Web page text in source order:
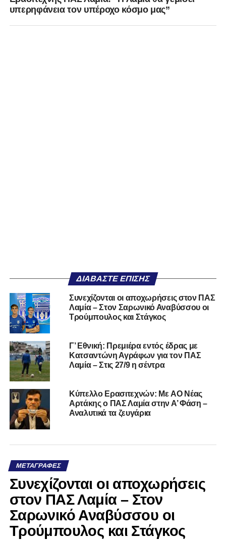
υπερηφάνεια τον υπέροχο κόσμο μας”
ΔΙΑΒΆΣΤΕ ΕΠΊΣΗΣ
Συνεχίζονται οι αποχωρήσεις στον ΠΑΣ
Λαμία – Στον Σαρωνικό Αναβύσσου οι
Τρούμπουλος και Στάγκος
Γ’ Εθνική: Πρεμιέρα εντός έδρας με
Κατσαντώνη Αγράφων για τον ΠΑΣ
Λαμία – Στις 27/9 η σέντρα
Kύπελλο Ερασιτεχνών: Με AO Nέας
Αρτάκης ο ΠΑΣ Λαμία στην Α’ Φάση –
Αναλυτικά τα ζευγάρια
ΜΕΤΑΓΡΑΦΈΣ
Συνεχίζονται οι αποχωρήσεις
στον ΠΑΣ Λαμία – Στον
Σαρωνικό Αναβύσσου οι
Τρούμπουλος και Στάγκος